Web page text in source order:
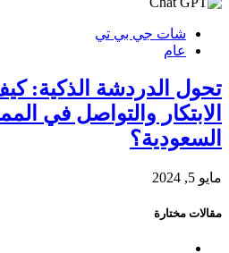
شات جي بي تي
عام
الابتكار والتواصل في
السعودية؟
مايو 5, 2024
مقالات مختارة